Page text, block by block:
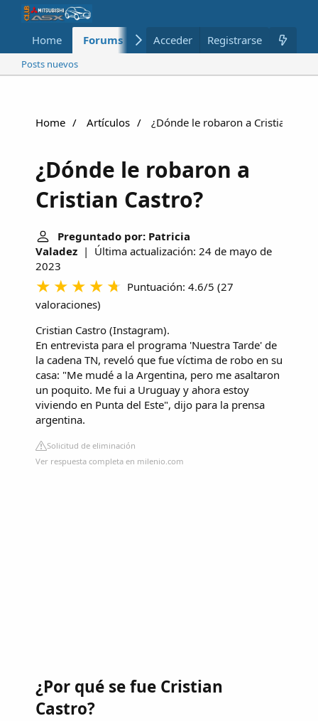
Home Forums Nuevo Miembros
Acceder Registrarse
Posts nuevos
Home Artículos ¿Dónde le robaron a Cristian
¿Dónde le robaron a
Cristian Castro?
Preguntado por: Patricia
Valadez | Última actualización: 24 de mayo de
2023
Puntuación: 4.6/5 (27
valoraciones)
Cristian Castro (Instagram).
En entrevista para el programa 'Nuestra Tarde' de
la cadena TN, reveló que fue víctima de robo en su
casa: "Me mudé a la Argentina, pero me asaltaron
un poquito. Me fui a Uruguay y ahora estoy
viviendo en Punta del Este", dijo para la prensa
argentina.
Solicitud de eliminación
Ver respuesta completa en milenio.com
¿Por qué se fue Cristian
Castro?